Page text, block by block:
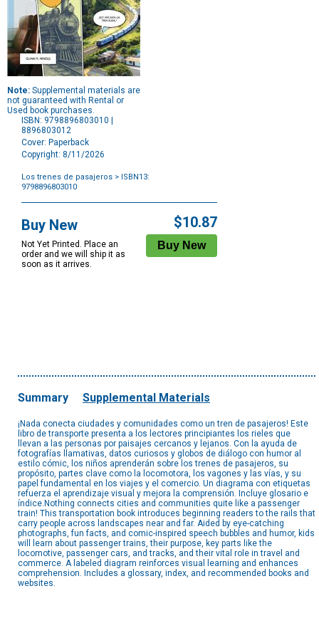
Note: Supplemental materials are
not guaranteed with Rental or
Used book purchases.
ISBN: 9798896803010 |
8896803012
Cover: Paperback
Copyright: 8/11/2026
Los trenes de pasajeros > ISBN13:
9798896803010
Options
Buy New
Not Yet Printed. Place an
order and we will ship it as
soon as it arrives.
$10.87
Summary Supplemental Materials
¡Nada conecta ciudades y comunidades como un tren de pasajeros! Este
libro de transporte presenta a los lectores principiantes los rieles que
llevan a las personas por paisajes cercanos y lejanos. Con la ayuda de
fotografías llamativas, datos curiosos y globos de diálogo con humor al
estilo cómic, los niños aprenderán sobre los trenes de pasajeros, su
propósito, partes clave como la locomotora, los vagones y las vías, y su
papel fundamental en los viajes y el comercio. Un diagrama con etiquetas
refuerza el aprendizaje visual y mejora la comprensión. Incluye glosario e
índice.Nothing connects cities and communities quite like a passenger
train! This transportation book introduces beginning readers to the rails that
carry people across landscapes near and far. Aided by eye-catching
photographs, fun facts, and comic-inspired speech bubbles and humor, kids
will learn about passenger trains, their purpose, key parts like the
locomotive, passenger cars, and tracks, and their vital role in travel and
commerce. A labeled diagram reinforces visual learning and enhances
comprehension. Includes a glossary, index, and recommended books and
websites.